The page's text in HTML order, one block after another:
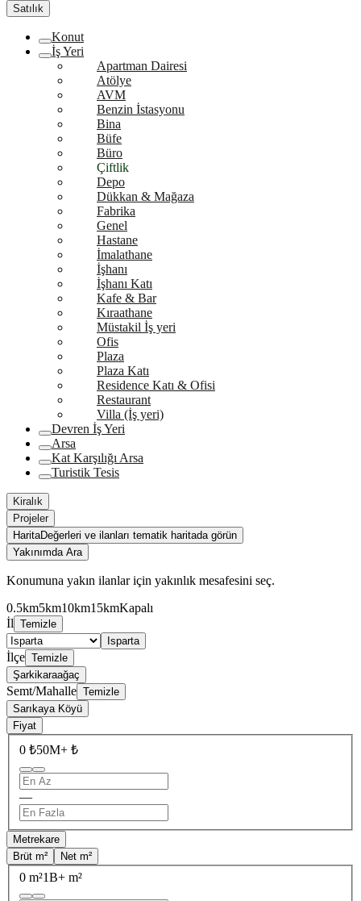
Satılık
Konut
İş Yeri
Apartman Dairesi
Atölye
AVM
Benzin İstasyonu
Bina
Büfe
Büro
Çiftlik
Depo
Dükkan & Mağaza
Fabrika
Genel
Hastane
İmalathane
İşhanı
İşhanı Katı
Kafe & Bar
Kıraathane
Müstakil İş yeri
Ofis
Plaza
Plaza Katı
Residence Katı & Ofisi
Restaurant
Villa (İş yeri)
Devren İş Yeri
Arsa
Kat Karşılığı Arsa
Turistik Tesis
Kiralık
Projeler
HaritaDeğerleri ve ilanları tematik haritada görün
Yakınımda Ara
Konumuna yakın ilanlar için yakınlık mesafesini seç.
0.5km5km10km15kmKapalı
İl Temizle
Isparta
İlçe Temizle
Şarkikaraağaç
Semt/Mahalle Temizle
Sarıkaya Köyü
Fiyat
0 ₺50M+ ₺
—
Metrekare
Brüt m²
Net m²
0 m²1B+ m²